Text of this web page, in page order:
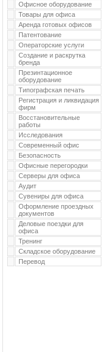
Офисное оборудование
Товары для офиса
Аренда готовых офисов
Патентование
Операторские услуги
Создание и раскрутка
бренда
Презинтационное
оборудование
Типографская печать
Регистрация и ликвидация
фирм
Восстановительные
работы
Исследования
Современный офис
Безопасность
Офисные перегородки
Серверы для офиса
Аудит
Сувениры для офиса
Оформление проездных
документов
Деловые поездки для
офиса
Тренинг
Складское оборудование
Перевод